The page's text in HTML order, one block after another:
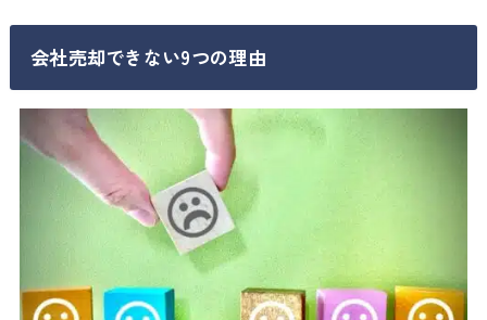
会社売却できない9つの理由